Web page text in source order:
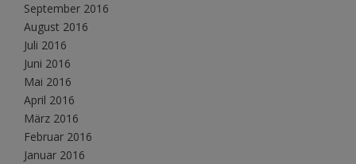
September 2016
August 2016
Juli 2016
Juni 2016
Mai 2016
April 2016
März 2016
Februar 2016
Januar 2016